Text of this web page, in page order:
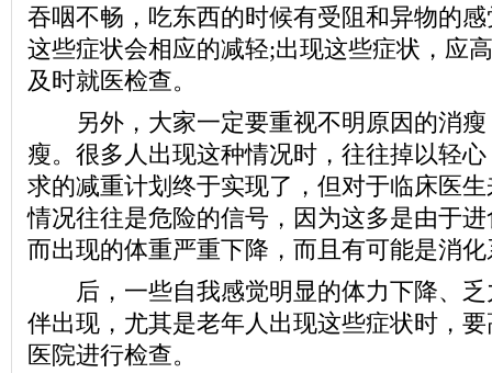
吞咽不畅，吃东西的时候有受阻和异物的
这些症状会相应的减轻;出现这些症状，应
及时就医检查。
另外，大家一定要重视不明原因的消瘦
瘦。很多人出现这种情况时，往往掉以轻
求的减重计划终于实现了，但对于临床医
情况往往是危险的信号，因为这多是由于
而出现的体重严重下降，而且有可能是消
后，一些自我感觉明显的体力下降、乏
伴出现，尤其是老年人出现这些症状时，
医院进行检查。